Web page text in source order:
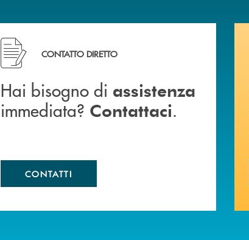
Hai bisogno di assistenza immediata? Contattaci .
CONTATTO DIRETTO
Hai bisogno di assistenza
immediata? Contattaci.
CONTATTI